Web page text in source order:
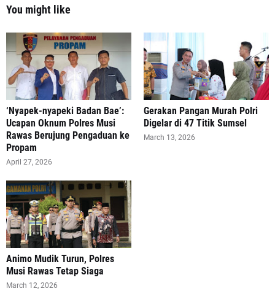
You might like
‘Nyapek-nyapeki Badan Bae’:
Ucapan Oknum Polres Musi
Rawas Berujung Pengaduan ke
Propam
April 27, 2026
Gerakan Pangan Murah Polri
Digelar di 47 Titik Sumsel
March 13, 2026
Animo Mudik Turun, Polres
Musi Rawas Tetap Siaga
March 12, 2026